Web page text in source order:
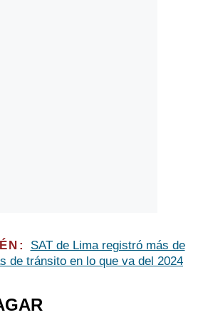
SAT de Lima registró más de
de tránsito en lo que va del 2024